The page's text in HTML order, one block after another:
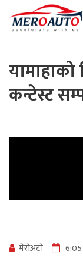
कन्टेस्ट
मेराेअटाे